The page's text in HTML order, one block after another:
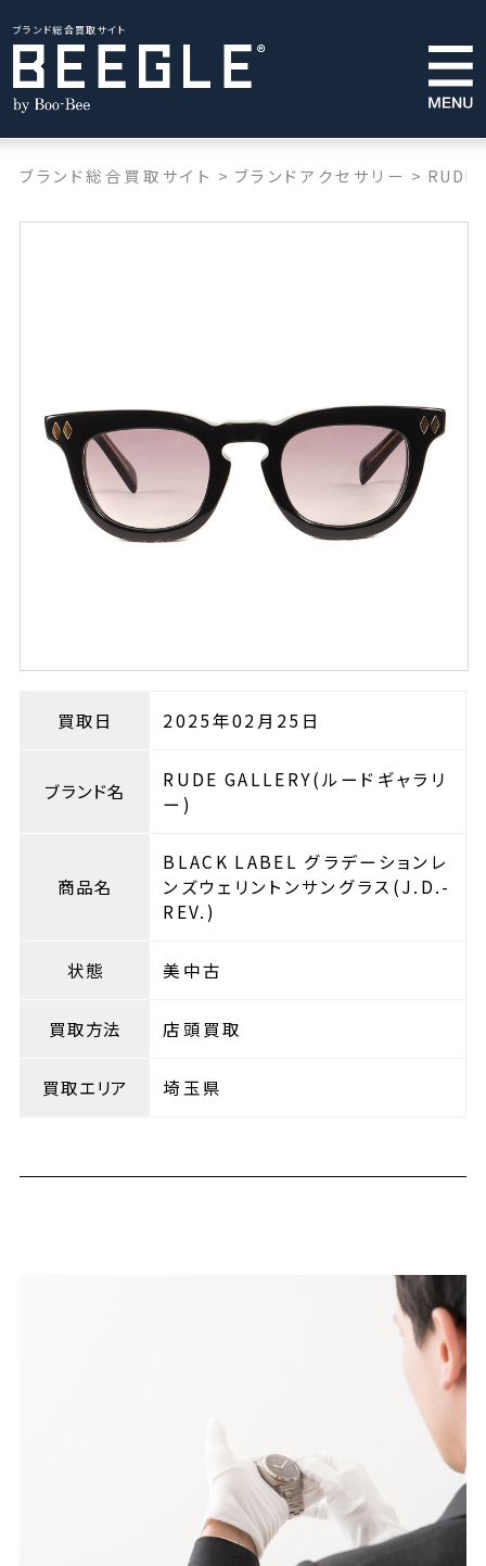
ブランド総合買取サイト
ブランド総合買取サイト > ブランドアクセサリー > RUDE
買取日 2025年02月25日
ブランド名
RUDE GALLERY(ルードギャラリ
ー)
商品名
BLACK LABEL グラデーションレ
ンズウェリントンサングラス(J.D.-
REV.)
状態 美中古
買取方法 店頭買取
買取エリア 埼玉県